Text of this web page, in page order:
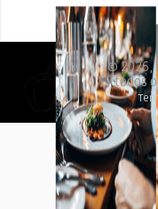
© 2026,
todos